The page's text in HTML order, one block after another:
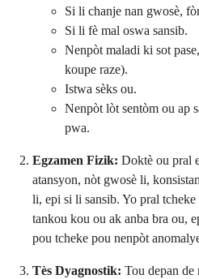
Si li chanje nan gwosè,
Si li fè mal oswa sansib.
Nenpòt maladi ki sot
koupe raze).
Istwa sèks ou.
Nenpòt lòt sentòm ou ap
pwa.
Egzamen Fizik: Doktè ou pral
atansyon, nòt gwosè li,
li, epi si li sansib. Yo pral
tankou kou ou ak anba bra ou,
pou tcheke pou nenpòt
Tès Dyagnostik: Tou depan